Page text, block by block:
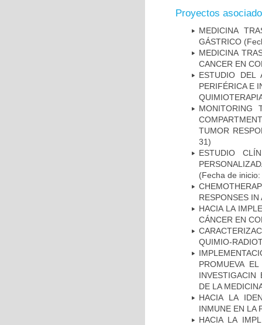
Proyectos
MEDICINA
GÁSTRICO
MEDICINA
CANCER EN
ESTUDIO DEL
PERIFÉRICA E
MONITORING
TUMOR
31)
ESTUDIO
(Fecha de
RESPONSES IN
HACIA LA
CÁNCER EN
QUIMIO-
PROMUEVA
INVESTIGACIN
DE LA
HACIA LA
INMUNE EN LA
HACIA LA